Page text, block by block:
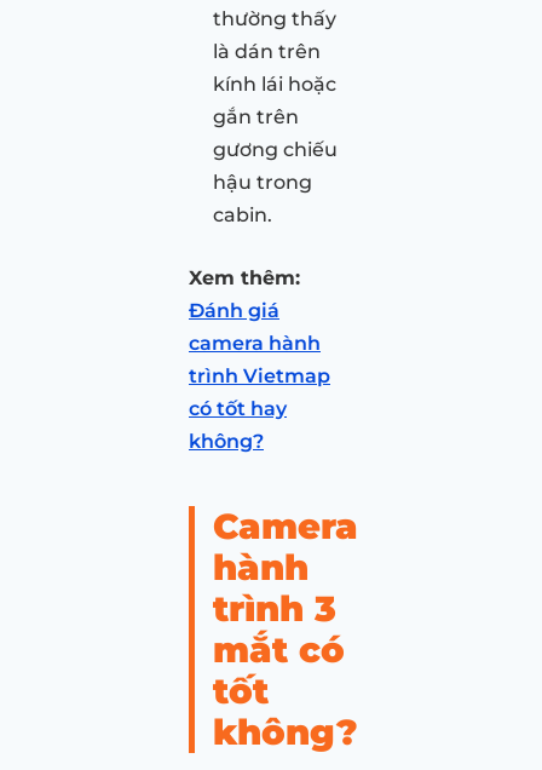
thường thấy
là dán trên
kính lái hoặc
gắn trên
gương chiếu
hậu trong
cabin.
Xem thêm:
Đánh giá
camera hành
trình Vietmap
có tốt hay
không?
Camera
hành
trình 3
mắt có
tốt
không?